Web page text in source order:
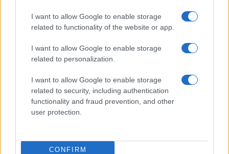
I want to allow Google to enable storage
related to functionality of the website or app.
I want to allow Google to enable storage
related to personalization.
I want to allow Google to enable storage
related to security, including authentication
functionality and fraud prevention, and other
user protection.
CONFIRM
„Iszlamista pártot épít” – saját
zsidó rokonai tagadták meg a
2026. március 30.